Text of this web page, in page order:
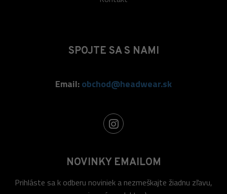
SPOJTE SA S NAMI
Email:obchod@headwear.sk
NOVINKY EMAILOM
Prihláste sa k odberu noviniek a nezmeškajte žiadnu zľavu,